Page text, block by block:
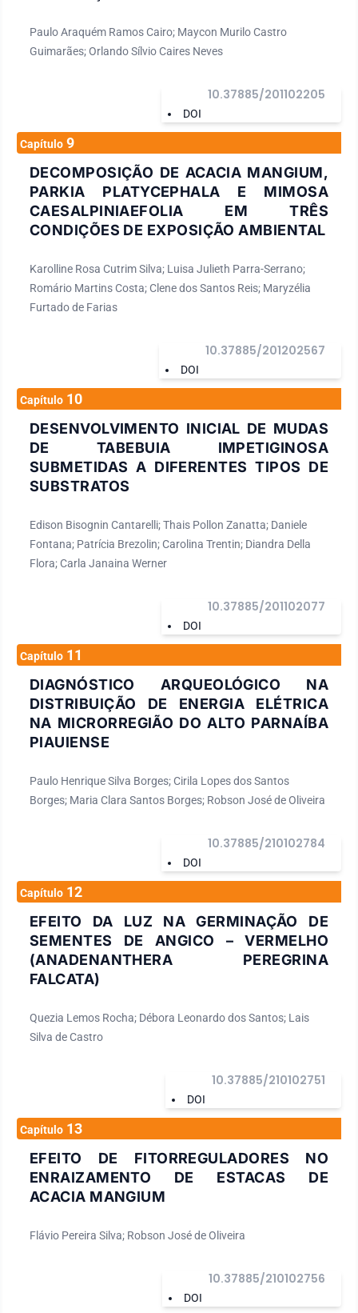
Paulo Araquém Ramos Cairo; Maycon Murilo Castro
Guimarães; Orlando Sílvio Caires Neves
DOI
10.37885/201102205
Capítulo 9
DECOMPOSIÇÃO DE ACACIA MANGIUM,
PARKIA PLATYCEPHALA E MIMOSA
CAESALPINIAEFOLIA EM TRÊS
CONDIÇÕES DE EXPOSIÇÃO AMBIENTAL
Karolline Rosa Cutrim Silva; Luisa Julieth Parra-Serrano;
Romário Martins Costa; Clene dos Santos Reis; Maryzélia
Furtado de Farias
DOI
10.37885/201202567
Capítulo 10
DESENVOLVIMENTO INICIAL DE MUDAS
DE TABEBUIA IMPETIGINOSA
SUBMETIDAS A DIFERENTES TIPOS DE
SUBSTRATOS
Edison Bisognin Cantarelli; Thais Pollon Zanatta; Daniele
Fontana; Patrícia Brezolin; Carolina Trentin; Diandra Della
Flora; Carla Janaina Werner
DOI
10.37885/201102077
Capítulo 11
DIAGNÓSTICO ARQUEOLÓGICO NA
DISTRIBUIÇÃO DE ENERGIA ELÉTRICA
NA MICRORREGIÃO DO ALTO PARNAÍBA
PIAUIENSE
Paulo Henrique Silva Borges; Cirila Lopes dos Santos
Borges; Maria Clara Santos Borges; Robson José de Oliveira
DOI
10.37885/210102784
Capítulo 12
EFEITO DA LUZ NA GERMINAÇÃO DE
SEMENTES DE ANGICO – VERMELHO
(ANADENANTHERA PEREGRINA
FALCATA)
Quezia Lemos Rocha; Débora Leonardo dos Santos; Lais
Silva de Castro
DOI
10.37885/210102751
Capítulo 13
EFEITO DE FITORREGULADORES NO
ENRAIZAMENTO DE ESTACAS DE
ACACIA MANGIUM
Flávio Pereira Silva; Robson José de Oliveira
DOI
10.37885/210102756